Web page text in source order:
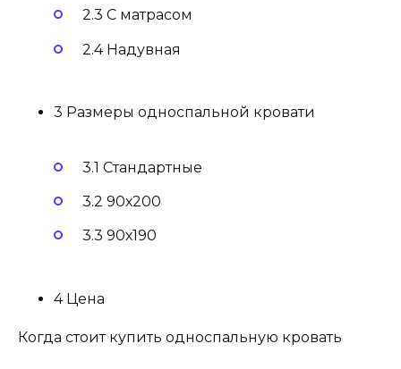
2.3 С матрасом
2.4 Надувная
3 Размеры односпальной кровати
3.1 Стандартные
3.2 90х200
3.3 90х190
4 Цена
Когда стоит купить односпальную кровать